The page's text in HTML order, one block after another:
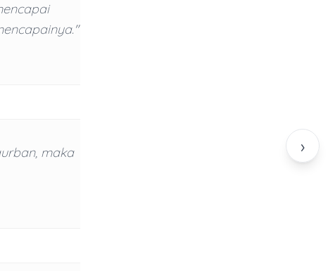
›
maka